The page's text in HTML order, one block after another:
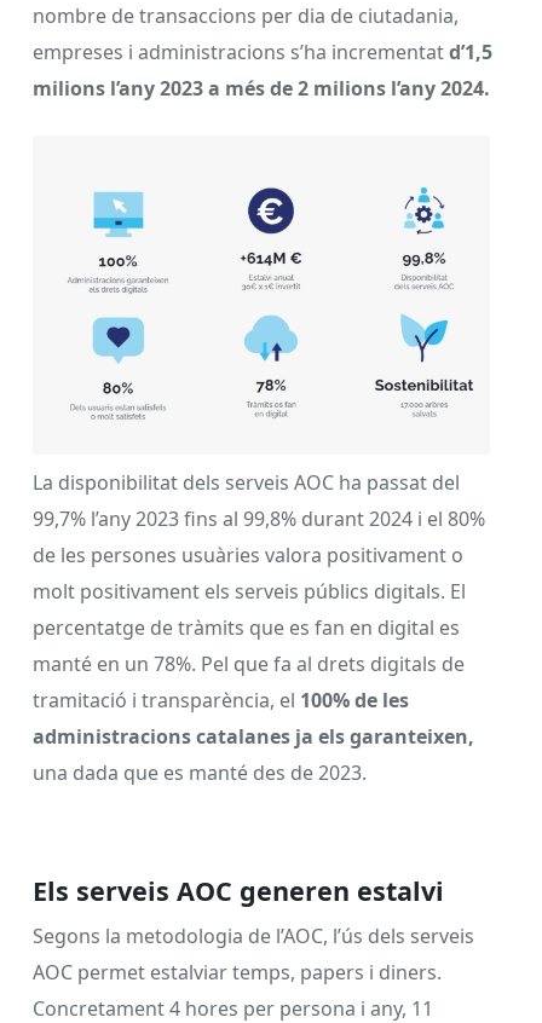
nombre de transaccions per dia de ciutadania,
empreses i administracions s’ha incrementatd’1,5
milions l’any 2023 a més de 2 milions l’any 2024.
La disponibilitat dels serveis AOC ha passat del
99,7% l’any 2023 fins al 99,8% durant 2024 i el 80%
de les persones usuàries valora positivament o
molt positivament els serveis públics digitals. El
percentatge de tràmits que es fan en digital es
manté en un 78%. Pel que fa al drets digitals de
tramitació i transparència, el 100% de les
administracions catalanes ja els garanteixen,
una dada que es manté des de 2023.
Els serveis AOC generen estalvi
Segons la metodologia de l’AOC, l’ús dels serveis
AOC permet estalviar temps, papers i diners.
Concretament 4 hores per persona i any, 11